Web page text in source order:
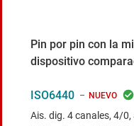
Pin por pin con la
dispositivo
NUEVO
ISO6440
Ais. dig. 4 canales, 4/